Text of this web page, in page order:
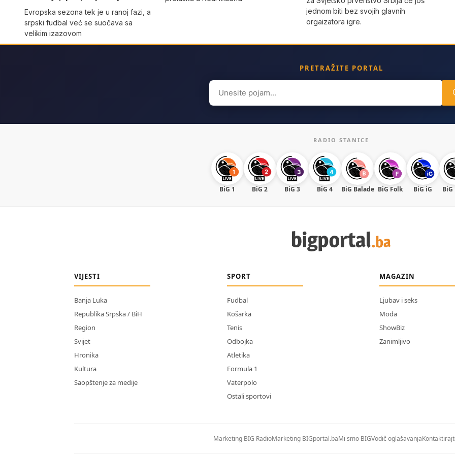
Evropska sezona tek je u ranoj fazi, a
srpski fudbal već se suočava sa
velikim izazovom
jednom biti bez svojih glavnih
orgaizatora igre.
PRETRAŽITE PORTAL
Search
for:
RADIO STANICE
BiG 1 BiG 2 BiG 3 BiG 4 BiG Balade BiG Folk BiG iG BiG
VIJESTI
Banja Luka
Republika Srpska / BiH
Region
Svijet
Hronika
Kultura
Saopštenje za medije
SPORT
Fudbal
Košarka
Tenis
Odbojka
Atletika
Formula 1
Vaterpolo
Ostali sportovi
MAGAZIN
Ljubav i seks
Moda
ShowBiz
Zanimljivo
Marketing BIG RadioMarketing BIGportal.baMi smo BIGVodič oglašavanja